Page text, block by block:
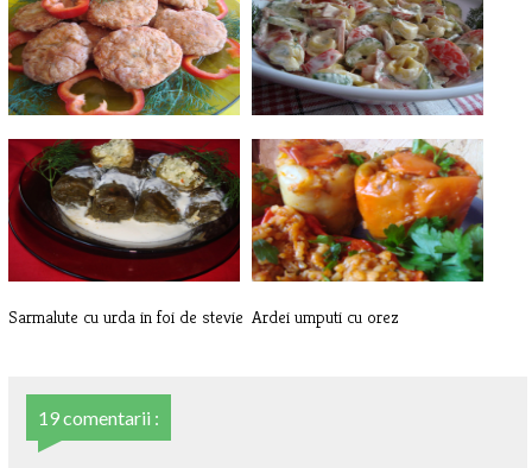
Chiftelute de pui cu cartofi si
mar[...]
Salata cu tortellini
Sarmalute cu urda in foi de stevie Ardei umputi cu orez
19 comentarii :